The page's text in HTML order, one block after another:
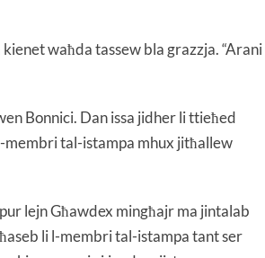
waħda tassew bla grazzja. “Arani
Bonnici. Dan issa jidher li ttieħed
membri tal-istampa mhux jitħallew
lejn Għawdex mingħajr ma jintalab
li l-membri tal-istampa tant ser